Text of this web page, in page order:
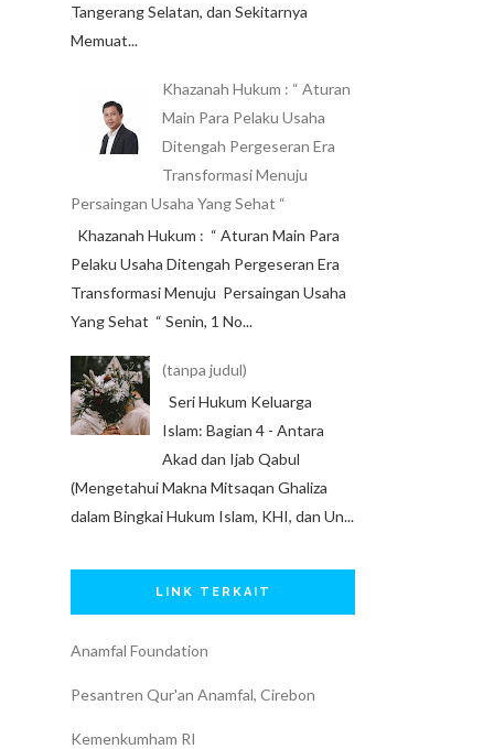
Tangerang Selatan, dan Sekitarnya
Memuat...
Khazanah Hukum : “ Aturan
Main Para Pelaku Usaha
Ditengah Pergeseran Era
Transformasi Menuju
Persaingan Usaha Yang Sehat “
Khazanah Hukum : “ Aturan Main Para
Pelaku Usaha Ditengah Pergeseran Era
Transformasi Menuju Persaingan Usaha
Yang Sehat “ Senin, 1 No...
(tanpa judul)
Seri Hukum Keluarga
Islam: Bagian 4 - Antara
Akad dan Ijab Qabul
(Mengetahui Makna Mitsaqan Ghaliza
dalam Bingkai Hukum Islam, KHI, dan Un...
LINK TERKAIT
Anamfal Foundation
Pesantren Qur'an Anamfal, Cirebon
Kemenkumham RI